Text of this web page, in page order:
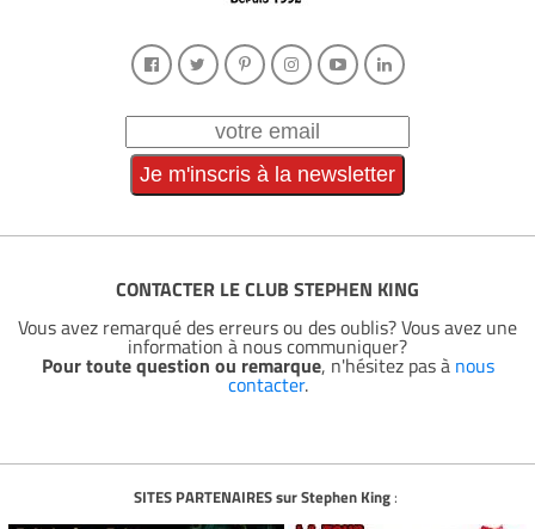
CONTACTER LE CLUB STEPHEN KING
Vous avez remarqué des erreurs ou des oublis? Vous avez une
information à nous communiquer?
Pour toute question ou remarque, n'hésitez pas à nous
contacter.
SITES PARTENAIRES sur Stephen King: